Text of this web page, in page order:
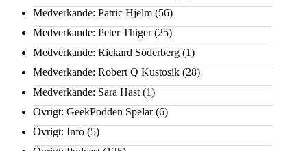
Medverkande: Patric Hjelm (56)
Medverkande: Peter Thiger(25)
Medverkande: Rickard Söderberg (1)
Medverkande: Robert Q Kustosik (28)
Medverkande: Sara Hast (1)
Övrigt: GeekPodden Spelar(6)
Övrigt: Info (5)